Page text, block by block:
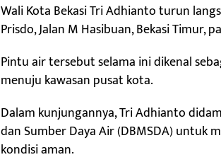
Wali Kota Bekasi Tri Adhianto turun
Prisdo, Jalan M Hasibuan, Bekasi Timur,
Pintu air tersebut selama ini dikenal
menuju kawasan pusat kota.
Dalam kunjungannya, Tri Adhianto
dan Sumber Daya Air (DBMSDA) untuk
kondisi aman.